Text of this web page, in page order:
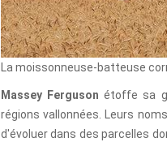
La moissonneuse-batteuse
M assey Ferguson étoffe sa
régions vallonnées. Leurs
d'évoluer dans des parcelles